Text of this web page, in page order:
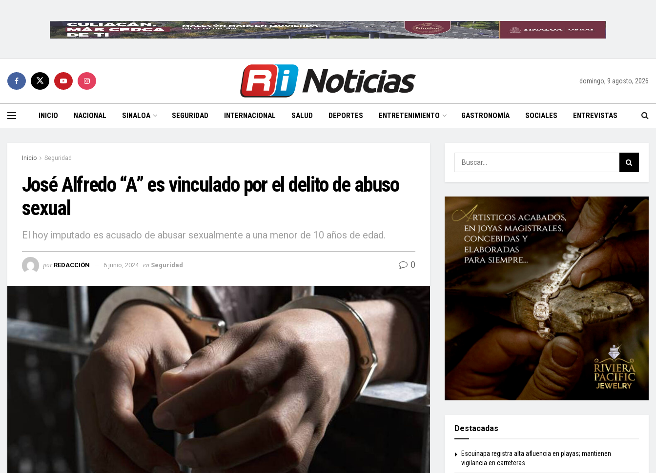
domingo, 9 agosto, 2026
INICIO NACIONAL SINALOA SEGURIDAD INTERNACIONAL SALUD DEPORTES ENTRETENIMIENTO GASTRONOMÍA SOCIALES ENTREVISTAS
Inicio Seguridad
José Alfredo “A” es vinculado por el delito de abuso
sexual
El hoy imputado es acusado de abusar sexualmente a una menor de 10 años de edad.
por REDACCIÓN 6 junio, 2024 en Seguridad 0
Destacadas
Escuinapa registra alta afluencia en playas; mantienen
vigilancia en carreteras